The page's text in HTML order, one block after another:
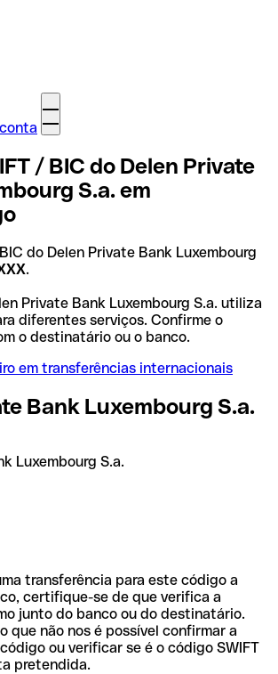
/ BIC do Delen Private
S.a. em
do Delen Private Bank Luxembourg
.
Private Bank Luxembourg S.a. utiliza
diferentes serviços. Confirme o
o destinatário ou o banco.
em transferências internacionais
Bank Luxembourg S.a.
Luxembourg S.a.
transferência para este código a
certifique-se de que verifica a
junto do banco ou do destinatário.
que não nos é possível confirmar a
ou verificar se é o código SWIFT
pretendida.